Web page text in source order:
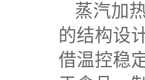
蒸汽加
的结构设
借温控稳